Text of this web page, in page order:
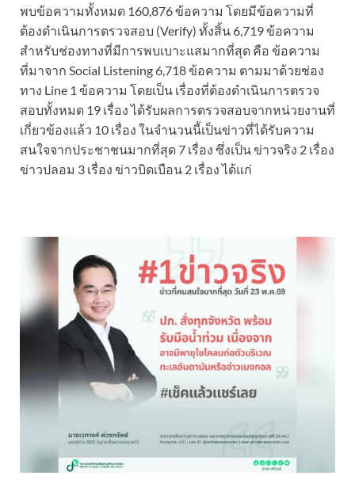
พบข้อความทั้งหมด 160,876 ข้อความ โดยมีข้อความที่
ต้องดำเนินการตรวจสอบ (Verify) ทั้งสิ้น 6,719 ข้อความ
สำหรับช่องทางที่มีการพบเบาะแสมากที่สุด คือ ข้อความ
ที่มาจาก Social Listening 6,718 ข้อความ ตามมาด้วยช่อง
ทาง Line 1 ข้อความ โดยเป็น เรื่องที่ต้องดำเนินการตรวจ
สอบทั้งหมด 19 เรื่อง ได้รับผลการตรวจสอบจากหน่วยงานที่
เกี่ยวข้องแล้ว 10 เรื่อง ในจำนวนนี้เป็นข่าวที่ได้รับความ
สนใจจากประชาชนมากที่สุด 7 เรื่อง ซึ่งเป็น ข่าวจริง 2 เรื่อง
ข่าวปลอม 3 เรื่อง ข่าวบิดเบือน 2 เรื่อง ได้แก่